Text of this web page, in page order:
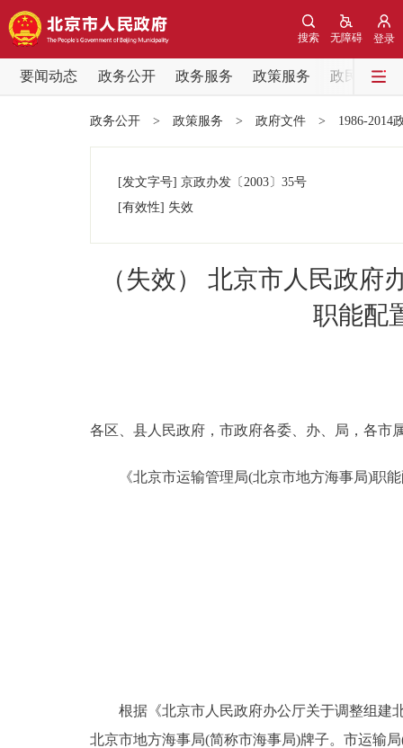
登录
无障碍
搜索
要闻动态 政务公开 政务服务 政策服务
政民互动
党中央精神
12345网上接诉即办
政务公开 > 政策服务 > 政府文件 > 1986-2014
[发文字号] 京政办发 〔2003〕 35号
[有效性] 失效
（失效） 北京市人民政
职能配
各区、县人民政府，市政府各委、办、局，各市
《北京市运输管理局(北京市地方海事局)职能
根据《北京市人民政府办公厅关于调整组建北
北京市地方海事局(简称市海事局)牌子。市运输